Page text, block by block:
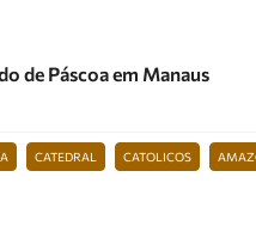
de Páscoa em Manaus
CATEDRAL CATOLICOS